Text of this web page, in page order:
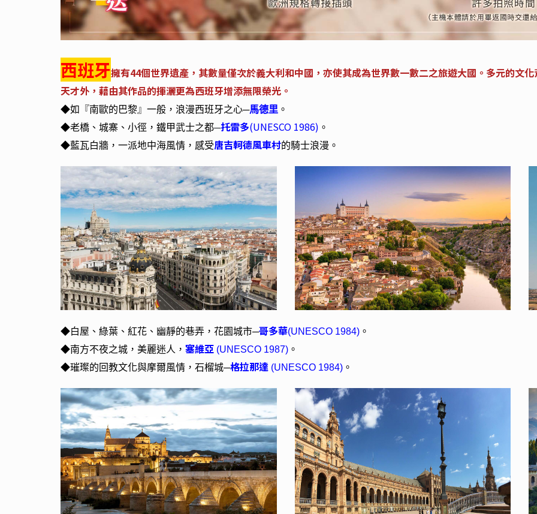
西班牙擁有44個世界遺產，其數量僅次於義大利和中國，亦使其成為世界數一數二之旅遊大國。多元的文
天才外，藉由其作品的揮灑更為西班牙增添無限榮光。
◆如『南歐的巴黎』一般，浪漫西班牙之心─馬德里 。
◆老橋、城寨、小徑，鐵甲武士之都─托雷多(UNESCO 1986) 。
◆藍瓦白牆，一派地中海風情，感受唐吉軻德風車村的騎士浪漫。
◆白屋、綠葉、紅花、幽靜的巷弄，花園城市─哥多華(UNESCO 1984)。
◆南方不夜之城，美麗迷人， 塞維亞(UNESCO 1987)。
◆璀璨的回教文化與摩爾風情，石榴城─格拉那達 (UNESCO 1984)。